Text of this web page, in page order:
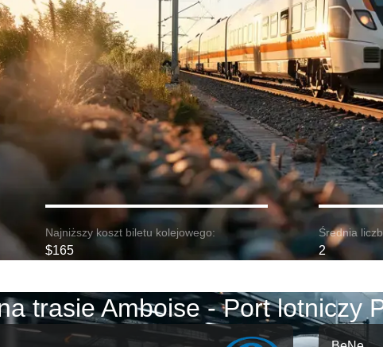
Najniższy koszt biletu kolejowego:
$165
Średnia
2
trasie Amboise - Port lotniczy